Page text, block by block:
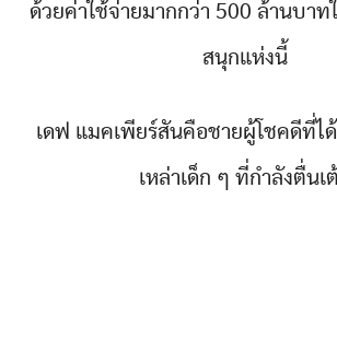
ด้วยค่าใช้จ่ายมากกว่า 500 ล้านบาท
สนุกแห่งนี้
เดฟ แมคเพียร์สันคือชายผู้โชคดีที่ไ
เหล่าเด็ก ๆ ที่กำลังตื่นเ